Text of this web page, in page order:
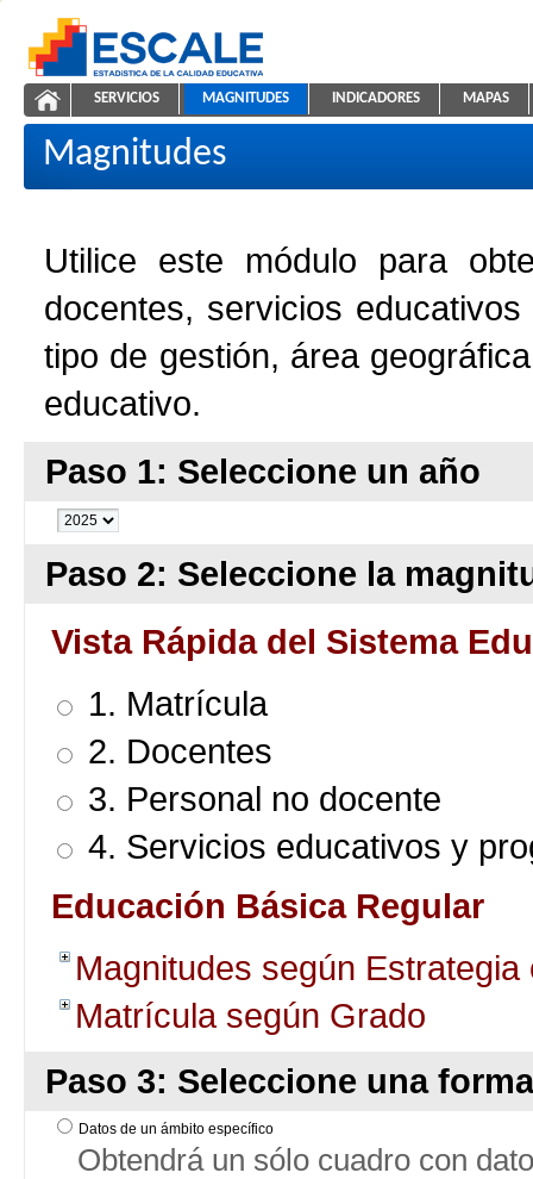
ESCALE - Unidad de Estadística Educativa
Magnitudes de la Educación
NAVEGACIÓN
SERVICIOS MAGNITUDES INDICADORES MAPAS
Magnitudes
Utilice este módulo para
docentes, servicios
tipo de gestión, área
educativo.
Paso 1: Seleccione un año
Paso 2: Seleccione la
Vista Rápida del Sistema
1. Matrícula
2. Docentes
3. Personal no docente
4. Servicios educativos y
Educación Básica Regular
Magnitudes según
Matrícula según Grado
Paso 3: Seleccione una
Datos de un ámbito específico
Obtendrá un sólo cuadro con